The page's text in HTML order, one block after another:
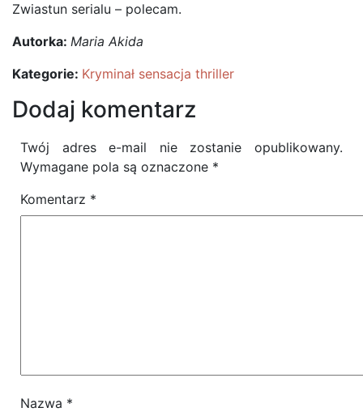
Zwiastun serialu – polecam.
Autorka: Maria Akida
Kategorie: Kryminał sensacja thriller
Dodaj komentarz
Twój adres e-mail nie zostanie opublikowany.
Wymagane pola są oznaczone *
Komentarz *
Nazwa *